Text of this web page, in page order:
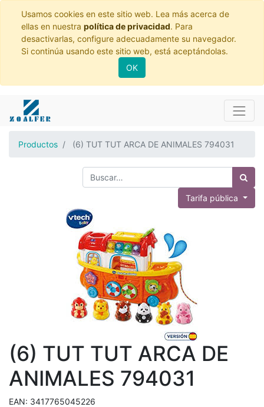
Usamos cookies en este sitio web. Lea más acerca de
ellas en nuestra política de privacidad. Para
desactivarlas, configure adecuadamente su navegador.
Si continúa usando este sitio web, está aceptándolas.
OK
Productos (6) TUT TUT ARCA DE ANIMALES 794031
Tarifa pública
(6) TUT TUT ARCA DE
ANIMALES 794031
EAN: 3417765045226